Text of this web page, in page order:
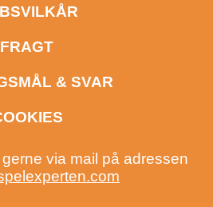
& SVAR
via mail på adressen